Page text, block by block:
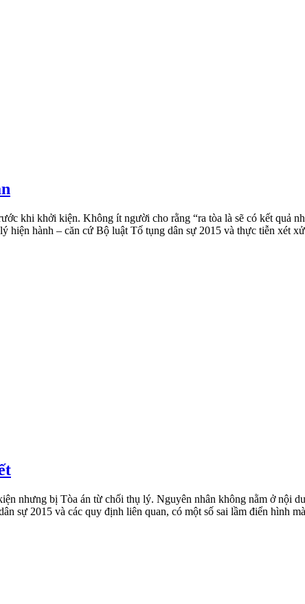
khi khởi kiện. Không ít người cho rằng “ra tòa là sẽ có kết quả
hành – căn cứ Bộ luật Tố tụng dân sự 2015 và thực tiễn xét
nhưng bị Tòa án từ chối thụ lý. Nguyên nhân không nằm ở nội
sự 2015 và các quy định liên quan, có một số sai lầm điển hình